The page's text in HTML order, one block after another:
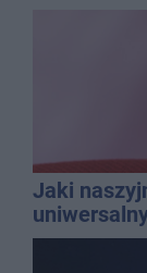
Jaki
wielu